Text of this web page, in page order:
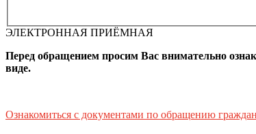
Вы бронируете места наМероприятие состоится
Промокод
ЭЛЕКТРОННАЯ ПРИЁМНАЯ
Перед обращением просим Вас внимательно
виде.
Ознакомиться с документами по обращению граждан